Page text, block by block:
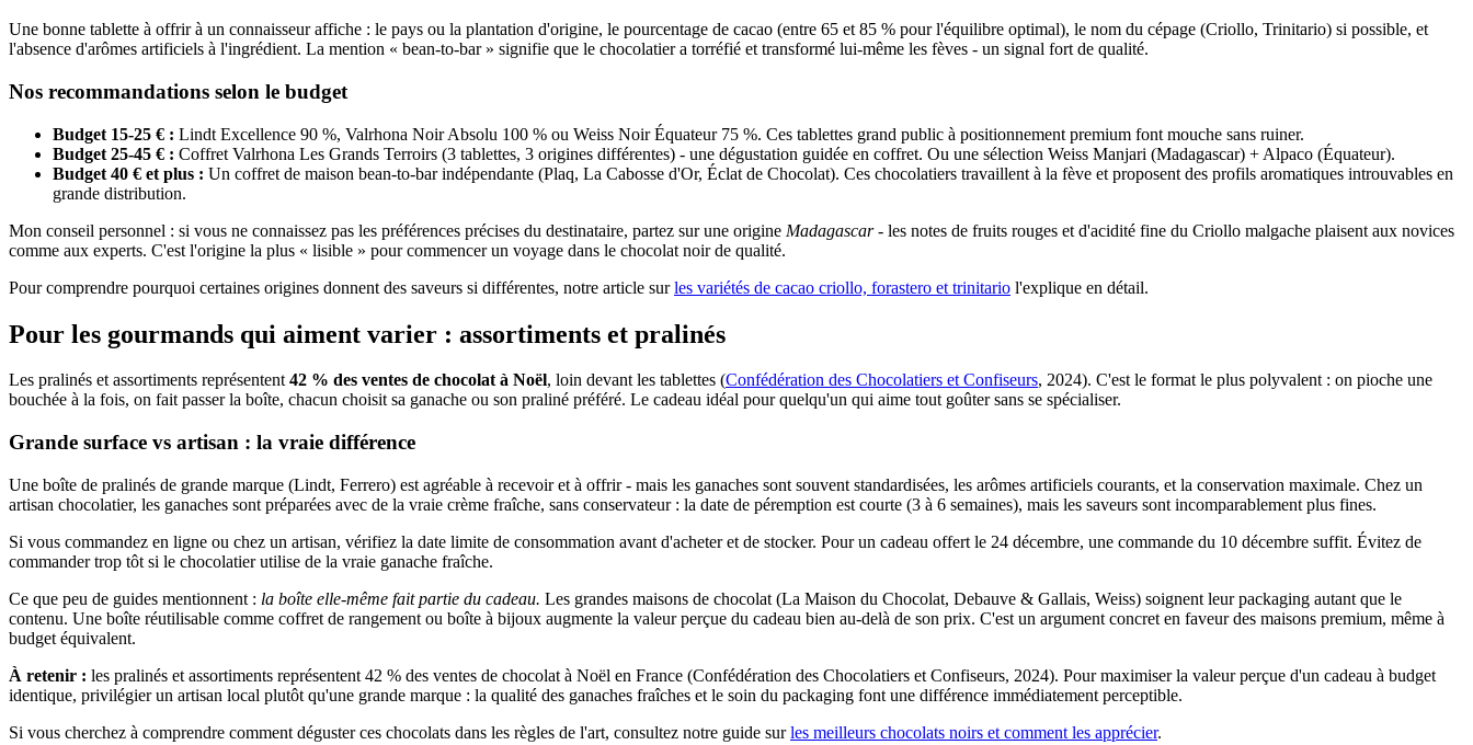
Une bonne tablette à offrir à un connaisseur affiche : le pays ou la plantation d'origine, le pourcentage de cacao (entre 65 et 85 % pour l'équilibre optimal), le nom du cépage (Criollo, Trinitario) si possible, et
l'absence d'arômes artificiels à l'ingrédient. La mention « bean-to-bar » signifie que le chocolatier a torréfié et transformé lui-même les fèves - un signal fort de qualité.
Nos recommandations selon le budget
Budget 15-25 € : Lindt Excellence 90 %, Valrhona Noir Absolu 100 % ou Weiss Noir Équateur 75 %. Ces tablettes grand public à positionnement premium font mouche sans ruiner.
Budget 25-45 € : Coffret Valrhona Les Grands Terroirs (3 tablettes, 3 origines différentes) - une dégustation guidée en coffret. Ou une sélection Weiss Manjari (Madagascar) + Alpaco (Équateur).
Budget 40 € et plus : Un coffret de maison bean-to-bar indépendante (Plaq, La Cabosse d'Or, Éclat de Chocolat). Ces chocolatiers travaillent à la fève et proposent des profils aromatiques introuvables en
grande distribution.
Mon conseil personnel : si vous ne connaissez pas les préférences précises du destinataire, partez sur une origine Madagascar- les notes de fruits rouges et d'acidité fine du Criollo malgache plaisent aux novices
comme aux experts. C'est l'origine la plus « lisible » pour commencer un voyage dans le chocolat noir de qualité.
Pour comprendre pourquoi certaines origines donnent des saveurs si différentes, notre article surles variétés de cacao criollo, forastero et trinitario l'explique en détail.
Pour les gourmands qui aiment varier : assortiments et pralinés
Les pralinés et assortiments représentent42 % des ventes de chocolat à Noël, loin devant les tablettes (Confédération des Chocolatiers et Confiseurs, 2024). C'est le format le plus polyvalent : on pioche une
bouchée à la fois, on fait passer la boîte, chacun choisit sa ganache ou son praliné préféré. Le cadeau idéal pour quelqu'un qui aime tout goûter sans se spécialiser.
Grande surface vs artisan : la vraie différence
Une boîte de pralinés de grande marque (Lindt, Ferrero) est agréable à recevoir et à offrir - mais les ganaches sont souvent standardisées, les arômes artificiels courants, et la conservation maximale. Chez un
artisan chocolatier, les ganaches sont préparées avec de la vraie crème fraîche, sans conservateur : la date de péremption est courte (3 à 6 semaines), mais les saveurs sont incomparablement plus fines.
Si vous commandez en ligne ou chez un artisan, vérifiez la date limite de consommation avant d'acheter et de stocker. Pour un cadeau offert le 24 décembre, une commande du 10 décembre suffit. Évitez de
commander trop tôt si le chocolatier utilise de la vraie ganache fraîche.
Ce que peu de guides mentionnent : la boîte elle-même fait partie du cadeau. Les grandes maisons de chocolat (La Maison du Chocolat, Debauve & Gallais, Weiss) soignent leur packaging autant que le
contenu. Une boîte réutilisable comme coffret de rangement ou boîte à bijoux augmente la valeur perçue du cadeau bien au-delà de son prix. C'est un argument concret en faveur des maisons premium, même à
budget équivalent.
À retenir : les pralinés et assortiments représentent 42 % des ventes de chocolat à Noël en France (Confédération des Chocolatiers et Confiseurs, 2024). Pour maximiser la valeur perçue d'un cadeau à budget
identique, privilégier un artisan local plutôt qu'une grande marque : la qualité des ganaches fraîches et le soin du packaging font une différence immédiatement perceptible.
Si vous cherchez à comprendre comment déguster ces chocolats dans les règles de l'art, consultez notre guide surles meilleurs chocolats noirs et comment les apprécier.